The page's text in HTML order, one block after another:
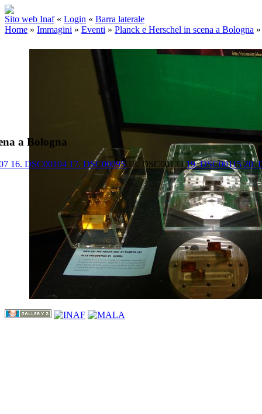
Sito web Inaf « Login « Barra laterale
Home » Immagini » Eventi » Planck e Herschel in scena a Bologna
a Bologna
16. DSC00104 17. DSC00095 18. DSC0013319. DSC0011520.